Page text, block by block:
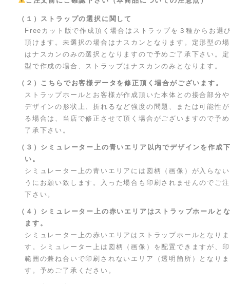
（１）ストラップの選択に関して
Freeカット版で作成頂く場合はストラップを３種からお選
頂けます。未選択の場合はナスカンとなります。定形型の
はナスカンのみの選択となりますので予めご了承下さい。
型で作成の場合、ストラップはナスカンのみとなります。
（２）こちらでお客様データを修正頂く場合がございます。
ストラップホールとお客様が作成頂いた本体との接合部分
デザインの形状上、折れるなど強度の問題、または可能性
る場合は、当店で修正させて頂く場合がございますので予
了承下さい。
（３）シミュレーター上の青いエリア以内でデザインを作成
い。
シミュレーター上の青いエリアには図柄（画像）が入らな
うにお願い致します。入った場合も印刷されませんのでご
下さい。
（４）シミュレーター上の赤いエリアはストラップホールと
ます。
シミュレーター上の赤いエリアはストラップホールとなりま
す。シミュレーター上は図柄（画像）を配置できますが、
範囲の兼ね合いで印刷されないエリア（透明箇所）となりま
す。予めご了承ください。